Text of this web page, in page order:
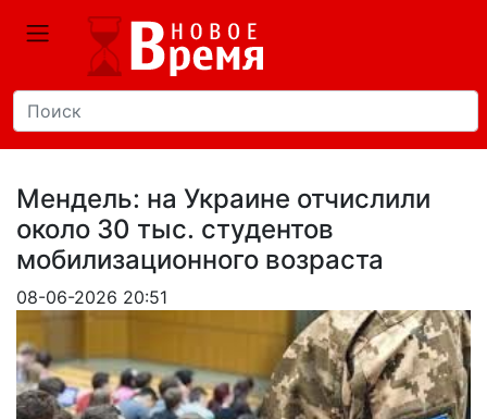
Мендель: на Украине отчислили
около 30 тыс. студентов
мобилизационного возраста
08-06-2026 20:51